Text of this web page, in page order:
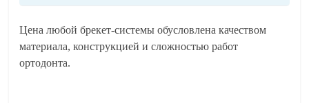
Цена любой брекет-системы обусловлена качеством
материала, конструкцией и сложностью работ
ортодонта.